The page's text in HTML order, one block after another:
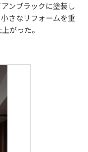
ンブラックに塗装し
さなリフォームを重
がった。